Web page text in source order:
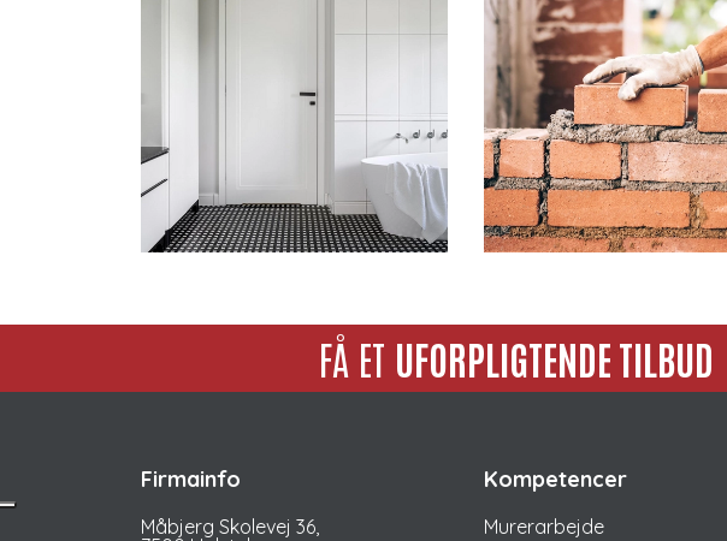
FÅ ET UFORPLIGTENDE TILBUD
Firmainfo
Måbjerg Skolevej 36,
Kompetencer
Murerarbejde